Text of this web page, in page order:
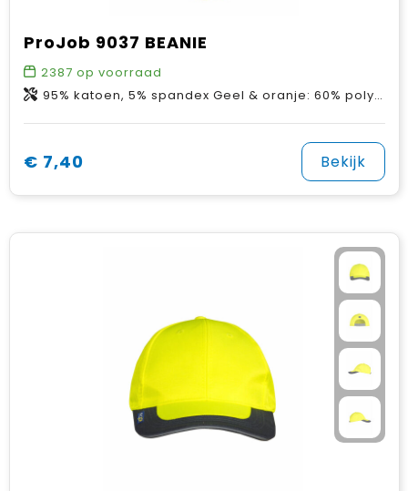
ProJob 9037 BEANIE
2387 op voorraad
95% katoen, 5% spandex Geel & oranje: 60% polyester, 33% katoen, 7% spandex
€ 7,40 Bekijk